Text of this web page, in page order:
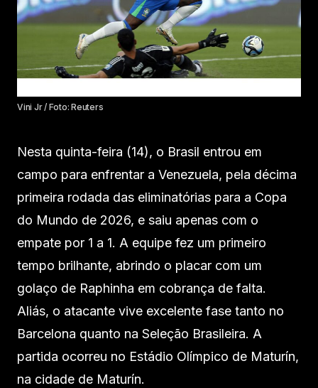
Vini Jr / Foto: Reuters
Nesta quinta-feira (14), o Brasil entrou em
campo para enfrentar a Venezuela, pela décima
primeira rodada das eliminatórias para a Copa
do Mundo de 2026, e saiu apenas com o
empate por 1 a 1. A equipe fez um primeiro
tempo brilhante, abrindo o placar com um
golaço de Raphinha em cobrança de falta.
Aliás, o atacante vive excelente fase tanto no
Barcelona quanto na Seleção Brasileira. A
partida ocorreu no Estádio Olímpico de Maturín,
na cidade de Maturín.